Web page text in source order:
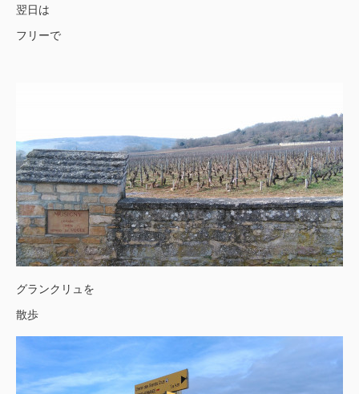
翌日は
フリーで
グランクリュを
散歩